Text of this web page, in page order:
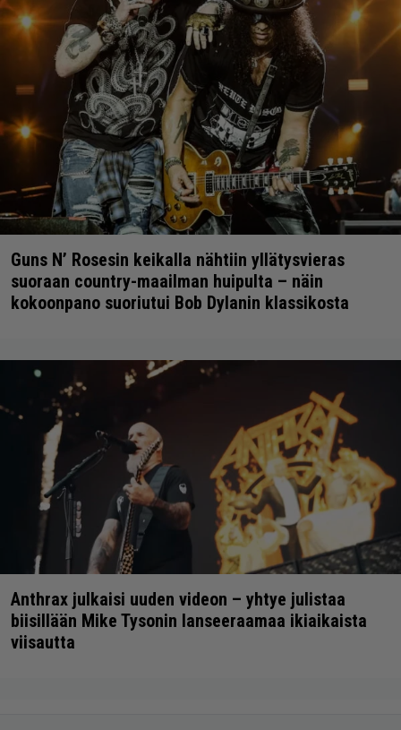
Guns N’ Rosesin keikalla nähtiin yllätysvieras
suoraan country-maailman huipulta – näin
kokoonpano suoriutui Bob Dylanin klassikosta
Anthrax julkaisi uuden videon – yhtye julistaa
biisillään Mike Tysonin lanseeraamaa ikiaikaista
viisautta